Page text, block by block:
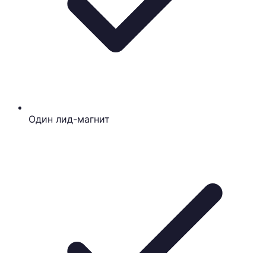
Один лид-магнит